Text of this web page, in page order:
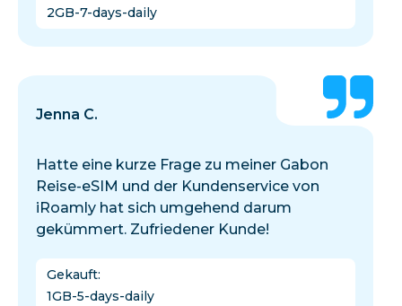
2GB-7-days-daily
Jenna C.
Hatte eine kurze Frage zu meiner Gabon
Reise-eSIM und der Kundenservice von
iRoamly hat sich umgehend darum
gekümmert. Zufriedener Kunde!
Gekauft:
1GB-5-days-daily